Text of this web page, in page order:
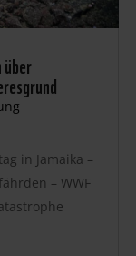
in Jamaika –
– WWF